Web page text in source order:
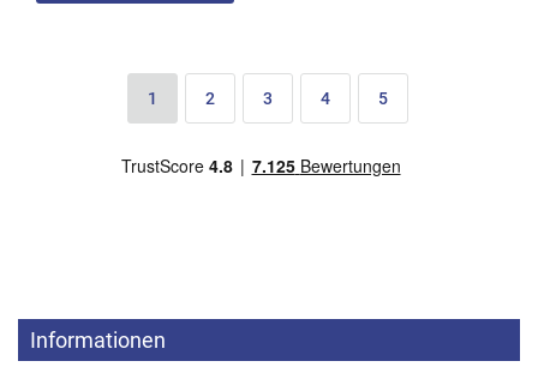
1 2 3 4 5
Informationen